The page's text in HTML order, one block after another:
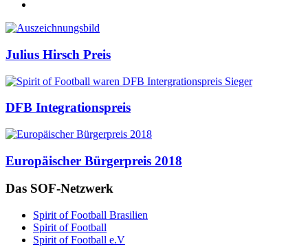
Auszeichnungen
Julius Hirsch Preis
DFB Integrationspreis
Europäischer Bürgerpreis 2018
Das SOF-Netzwerk
Spirit of Football Brasilien
Spirit of Football
Spirit of Football e.V